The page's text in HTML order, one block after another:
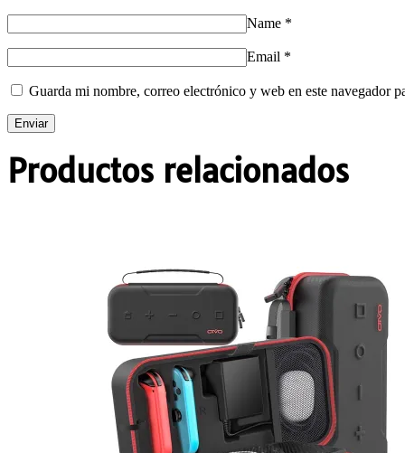
Name *
Email *
Guarda mi nombre, correo electrónico y web en este navegador
Productos relacionados